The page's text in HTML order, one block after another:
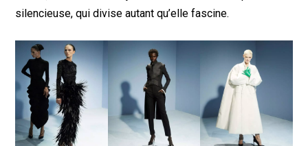
silencieuse, qui divise autant qu’elle fascine.